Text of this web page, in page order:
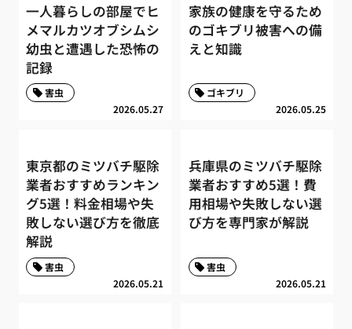
一人暮らしの部屋でヒ
メマルカツオブシムシ
幼虫と遭遇した恐怖の
記録
2026.05.27
害虫
家族の健康を守るため
のゴキブリ被害への備
えと知識
2026.05.25
ゴキブリ
東京都のミツバチ駆除
業者おすすめランキン
グ5選！料金相場や失
敗しない選び方を徹底
解説
2026.05.21
害虫
兵庫県のミツバチ駆除
業者おすすめ5選！費
用相場や失敗しない選
び方を専門家が解説
2026.05.21
害虫